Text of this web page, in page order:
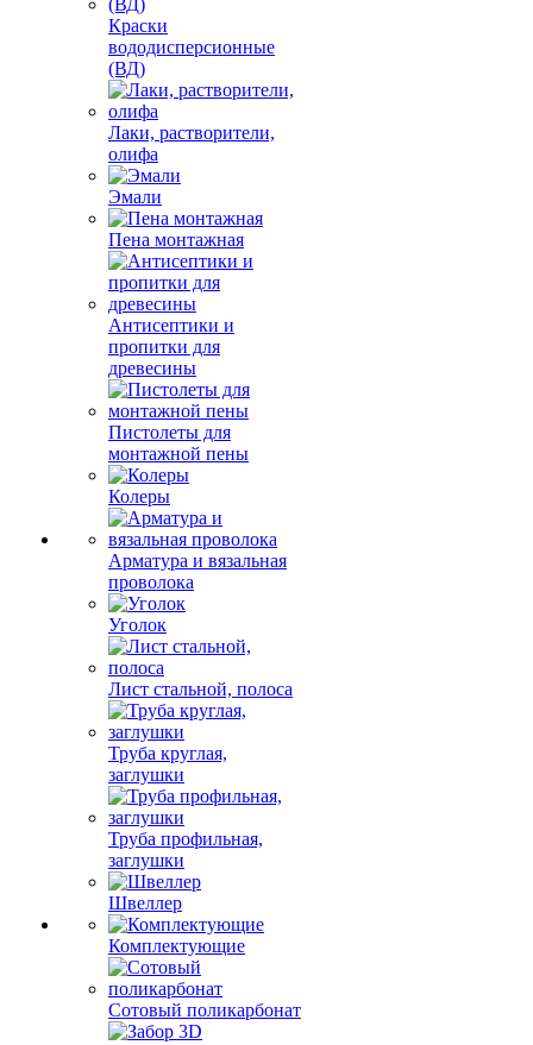
Краски
вододисперсионные
(ВД)
Лаки, растворители,
олифа
Эмали
Пена монтажная
Антисептики и
пропитки для
древесины
Пистолеты для
монтажной пены
Колеры
Арматура и вязальная
проволока
Уголок
Лист стальной, полоса
Труба круглая,
заглушки
Труба профильная,
заглушки
Швеллер
Комплектующие
Сотовый поликарбонат